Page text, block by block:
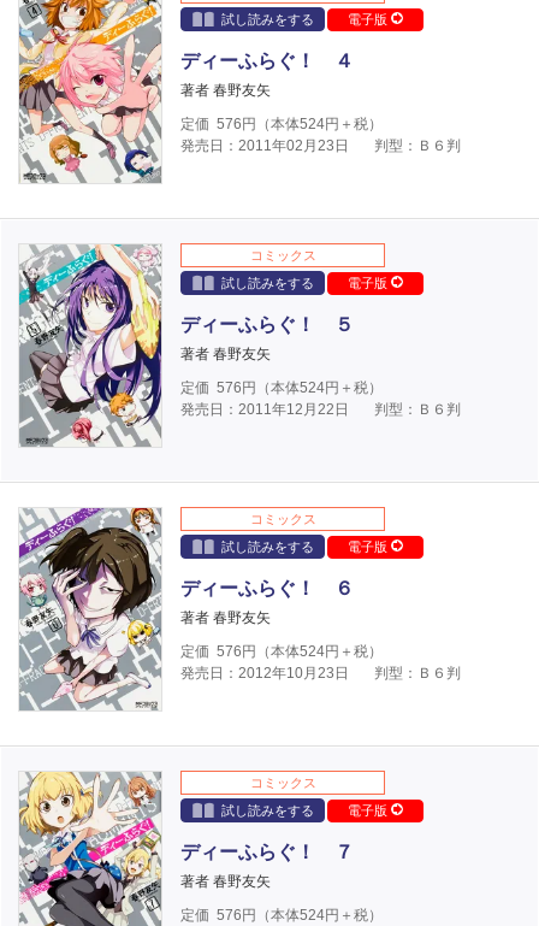
試し読みをする
電子版
ディーふらぐ！ ４
著者 春野友矢
定価 576 円（本体524円＋税）
発売日：2011年02月23日
判型：Ｂ６判
コミックス
試し読みをする
電子版
ディーふらぐ！ ５
著者 春野友矢
定価 576 円（本体524円＋税）
発売日：2011年12月22日
判型：Ｂ６判
コミックス
試し読みをする
電子版
ディーふらぐ！ ６
著者 春野友矢
定価 576 円（本体524円＋税）
発売日：2012年10月23日
判型：Ｂ６判
コミックス
試し読みをする
電子版
ディーふらぐ！ ７
著者 春野友矢
定価 576 円（本体524円＋税）